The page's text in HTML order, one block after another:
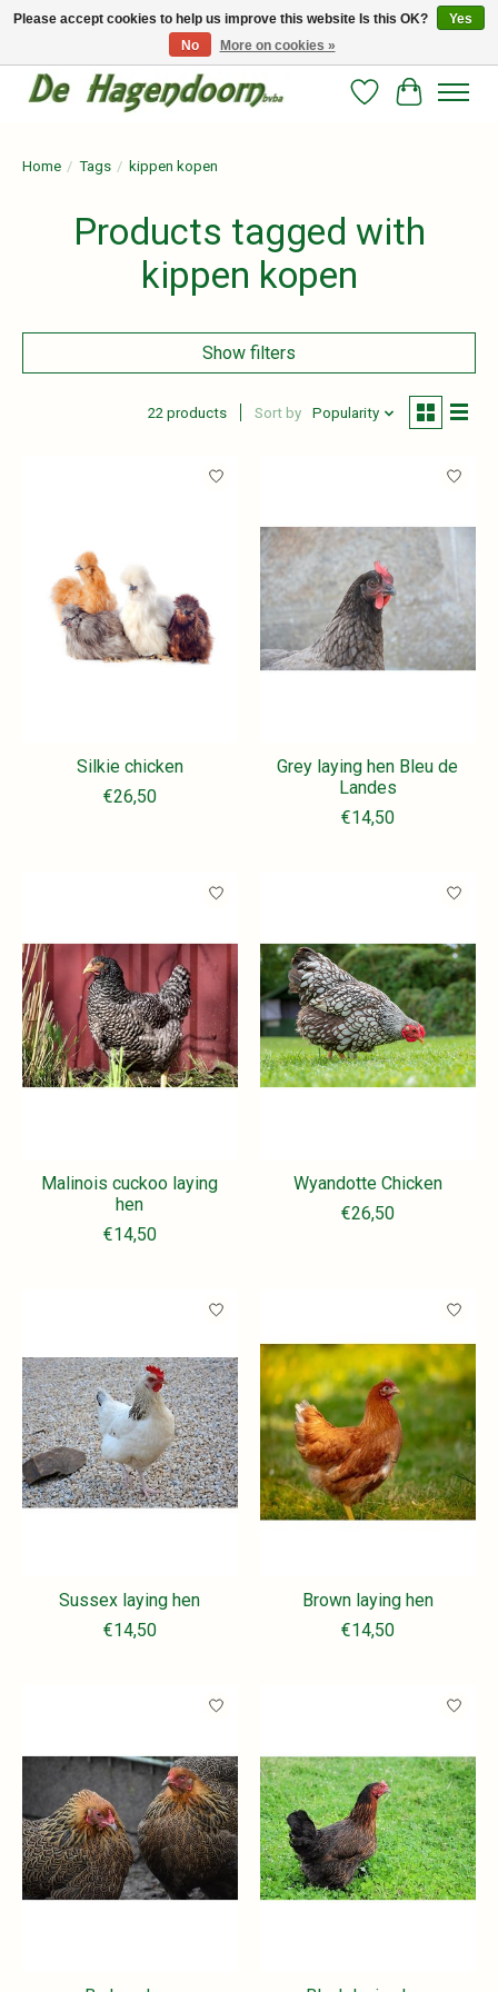
Persoonlijk advies en betrouwbare voeding voor jouw paard!
WishlistCart
Home / Tags / kippen kopen
Products tagged with
kippen kopen
Show filters
22 products Sort by Popularity
Silkie chicken
€26,50
Grey laying hen Bleu de
Landes
€14,50
Malinois cuckoo laying
hen
€14,50
Wyandotte Chicken
€26,50
Sussex laying hen
€14,50
Brown laying hen
€14,50
Please accept cookies to help us improve this website Is this OK?
Yes
No
More on cookies »